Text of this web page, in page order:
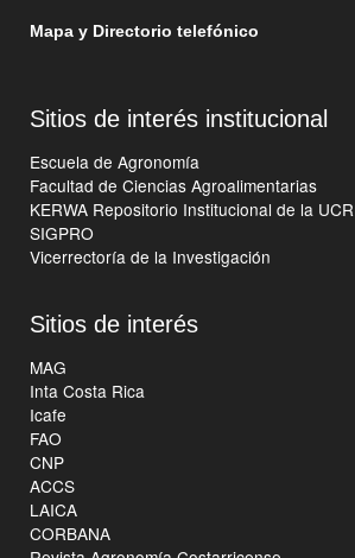
Mapa y Directorio telefónico
Sitios de interés institucional
Escuela de Agronomía
Facultad de Ciencias Agroalimentarias
KERWA Repositorio Institucional de la UCR
SIGPRO
Vicerrectoría de la Investigación
Sitios de interés
MAG
Inta Costa Rica
Icafe
FAO
CNP
ACCS
LAICA
CORBANA